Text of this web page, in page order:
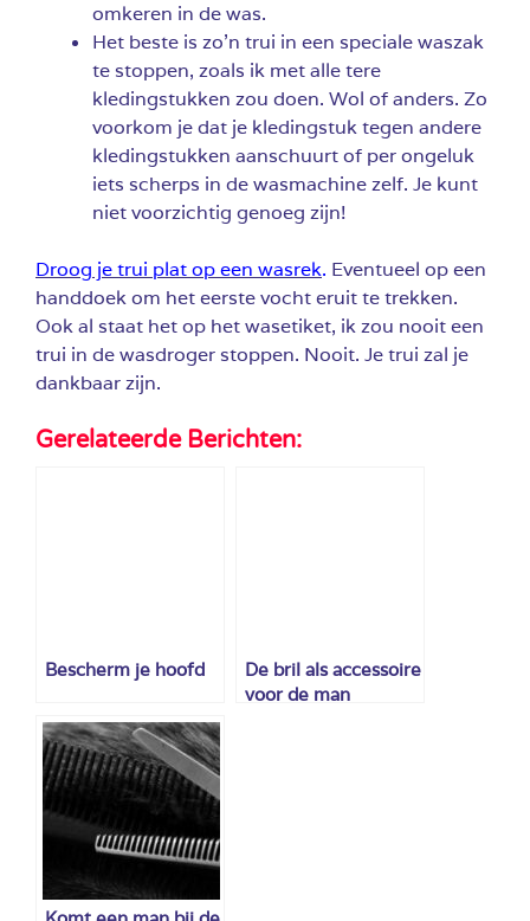
omkeren in de was.
Het beste is zo’n trui in een speciale waszak
te stoppen, zoals ik met alle tere
kledingstukken zou doen. Wol of anders. Zo
voorkom je dat je kledingstuk tegen andere
kledingstukken aanschuurt of per ongeluk
iets scherps in de wasmachine zelf. Je kunt
niet voorzichtig genoeg zijn!
Droog je trui plat op een wasrek. Eventueel op een
handdoek om het eerste vocht eruit te trekken.
Ook al staat het op het wasetiket, ik zou nooit een
trui in de wasdroger stoppen. Nooit. Je trui zal je
dankbaar zijn.
Gerelateerde Berichten:
Bescherm je hoofd
De bril als accessoire
voor de man